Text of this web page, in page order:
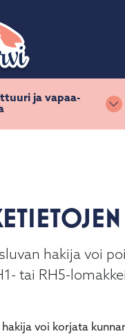
ja vapaa-
hakija voi
tai RH5-
voi korjata